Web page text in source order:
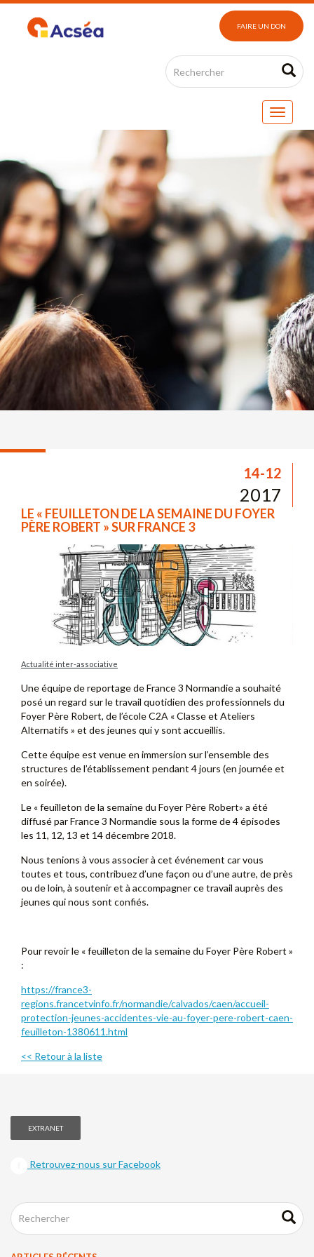
FAIRE UN DON
14-12
2017
LE « FEUILLETON DE LA SEMAINE DU FOYER
PÈRE ROBERT » SUR FRANCE 3
Actualité inter-associative
Une équipe de reportage de France 3 Normandie a souhaité
posé un regard sur le travail quotidien des professionnels du
Foyer Père Robert, de l’école C2A « Classe et Ateliers
Alternatifs » et des jeunes qui y sont accueillis.
Cette équipe est venue en immersion sur l’ensemble des
structures de l’établissement pendant 4 jours (en journée et
en soirée).
Le « feuilleton de la semaine du Foyer Père Robert» a été
diffusé par France 3 Normandie sous la forme de 4 épisodes
les 11, 12, 13 et 14 décembre 2018.
Nous tenions à vous associer à cet événement car vous
toutes et tous, contribuez d’une façon ou d’une autre, de près
ou de loin, à soutenir et à accompagner ce travail auprès des
jeunes qui nous sont confiés.
Pour revoir le « feuilleton de la semaine du Foyer Père Robert »
:
https://france3-
regions.francetvinfo.fr/normandie/calvados/caen/accueil-
protection-jeunes-accidentes-vie-au-foyer-pere-robert-caen-
feuilleton-1380611.html
<< Retour à la liste
EXTRANET
Retrouvez-nous sur Facebook